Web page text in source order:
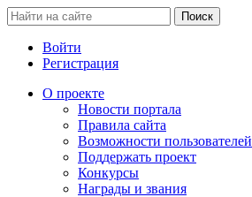
Войти
Регистрация
О проекте
Новости портала
Правила сайта
Возможности пользователей
Поддержать проект
Конкурсы
Награды и звания